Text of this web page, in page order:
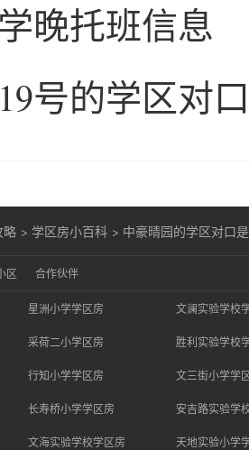
晚托班信息
号的学区对
略 > 学区房小百科 > 中豪晴园的学区对口
区 合作伙伴
星洲小学学区房 文澜实验学校
采荷二小学区房 胜利实验学校
行知小学学区房 文三街小学学
长寿桥小学学区房 安吉路实验学
文海实验学校学区房 天地实验小学